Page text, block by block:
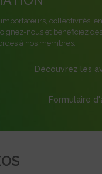
collectivités,
nous et bénéficiez
à nos membres.
Découvrez les
Formulaire